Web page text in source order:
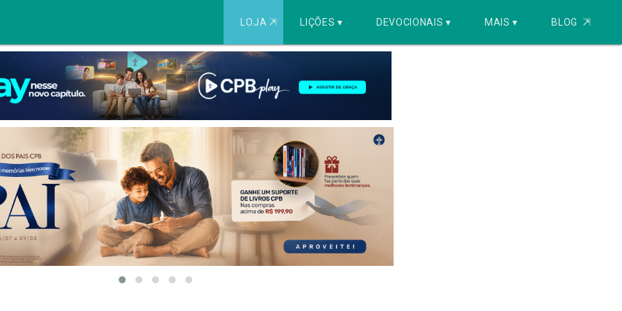
LOJA ⇱ LIÇÕES ▾ DEVOCIONAIS ▾ MAIS ▾ BLOG ⇱